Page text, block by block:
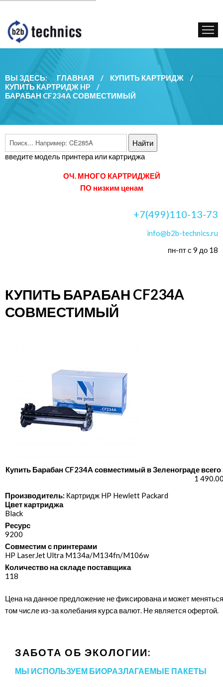
КУПИТЬ КАРТРИДЖ
ГОС. УЧРЕЖДЕНИЯМ
КОНТАКТЫ
ВЫ ЗДЕСЬ: ГЛАВНАЯ / КУПИТЬ КАРТРИДЖ
/
КУПИТЬ КАРТРИДЖ HP
/
БАРАБАН CF234A СОВМЕСТИМЫЙ
введите модель принтера или картриджа
ОЧ. МНОГО КАРТРИДЖЕЙ
ПО низким ценам
+7(499)110-13-73
info@b2b-technics.ru
пн-пт с 9 до 18
КУПИТЬ БАРАБАН CF234A
СОВМЕСТИМЫЙ
Купить Барабан CF234A совместимый в Зеленограде всего
1
Производитель: Картридж HP Hewlett Packard
Цвет картриджа
Black
Ресурс
9200
Совместим с принтерами
HP LaserJet Ultra M134a/​M134fn/​M106w
Количество на складе поставщика
118
Цена на данное предложение не фиксирована и может
том числе из-за колебания курса валют. Не является офертой.
ЗАБОТА ОБ ЭКОЛОГИИ:
МЫ ИСПОЛЬЗУЕМ БИОРАЗЛАГАЕМЫЕ ПАКЕТЫ